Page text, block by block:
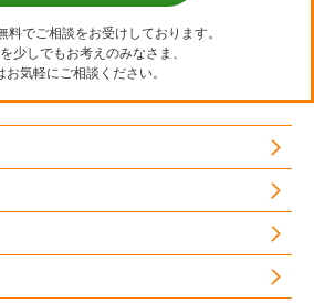
料でご相談をお受けしております。
少しでもお考えのみなさま、
お気軽にご相談ください。